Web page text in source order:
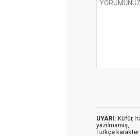
UYARI: Küfür,
yazılmamış,
Türkçe karakter